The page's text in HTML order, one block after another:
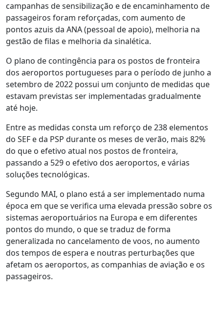
campanhas de sensibilização e de encaminhamento de
passageiros foram reforçadas, com aumento de
pontos azuis da ANA (pessoal de apoio), melhoria na
gestão de filas e melhoria da sinalética.
O plano de contingência para os postos de fronteira
dos aeroportos portugueses para o período de junho a
setembro de 2022 possui um conjunto de medidas que
estavam previstas ser implementadas gradualmente
até hoje.
Entre as medidas consta um reforço de 238 elementos
do SEF e da PSP durante os meses de verão, mais 82%
do que o efetivo atual nos postos de fronteira,
passando a 529 o efetivo dos aeroportos, e várias
soluções tecnológicas.
Segundo MAI, o plano está a ser implementado numa
época em que se verifica uma elevada pressão sobre os
sistemas aeroportuários na Europa e em diferentes
pontos do mundo, o que se traduz de forma
generalizada no cancelamento de voos, no aumento
dos tempos de espera e noutras perturbações que
afetam os aeroportos, as companhias de aviação e os
passageiros.